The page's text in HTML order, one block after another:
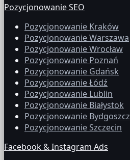
Pozycjonowanie SEO
Pozycjonowanie Kraków
Pozycjonowanie Warszawa
Pozycjonowanie Wrocław
Pozycjonowanie Poznań
Pozycjonowanie Gdańsk
Pozycjonowanie Łódź
Pozycjonowanie Lublin
Pozycjonowanie Białystok
Pozycjonowanie Bydgoszcz
Pozycjonowanie Szczecin
Facebook & Instagram Ads